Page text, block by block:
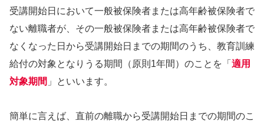
受講開始日において一般被保険者または高年齢被保険者で
ない離職者が、その一般被保険者または高年齢被保険者で
なくなった日から受講開始日までの期間のうち、教育訓練
給付の対象となりうる期間（原則1年間）のことを「 適用
対象期間 」といいます。
簡単に言えば、直前の離職から受講開始日までの期間のこ